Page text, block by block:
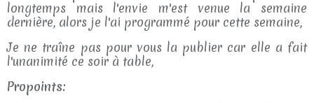
longtemps mais l'envie m'est venue la semaine
dernière, alors je l'ai programmé pour cette semaine,
Je ne traîne pas pour vous la publier car elle a fait
l'unanimité ce soir à table,
Propoints: